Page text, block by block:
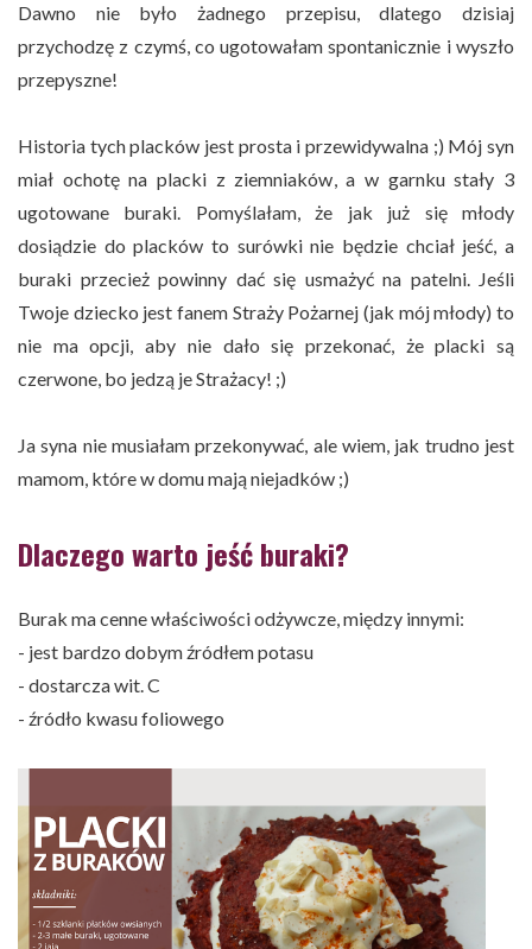
Dawno nie było żadnego przepisu, dlatego dzisiaj
przychodzę z czymś, co ugotowałam spontanicznie i wyszło
przepyszne!
Historia tych placków jest prosta i przewidywalna ;) Mój syn
miał ochotę na placki z ziemniaków, a w garnku stały 3
ugotowane buraki. Pomyślałam, że jak już się młody
dosiądzie do placków to surówki nie będzie chciał jeść, a
buraki przecież powinny dać się usmażyć na patelni. Jeśli
Twoje dziecko jest fanem Straży Pożarnej (jak mój młody) to
nie ma opcji, aby nie dało się przekonać, że placki są
czerwone, bo jedzą je Strażacy! ;)
Ja syna nie musiałam przekonywać, ale wiem, jak trudno jest
mamom, które w domu mają niejadków ;)
Dlaczego warto jeść buraki?
Burak ma cenne właściwości odżywcze, między innymi:
- jest bardzo dobym źródłem potasu
- dostarcza wit. C
- źródło kwasu foliowego